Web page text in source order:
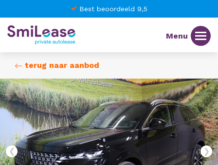
Best beoordeeld 9,5
terug naar aanbod
❮ ❯